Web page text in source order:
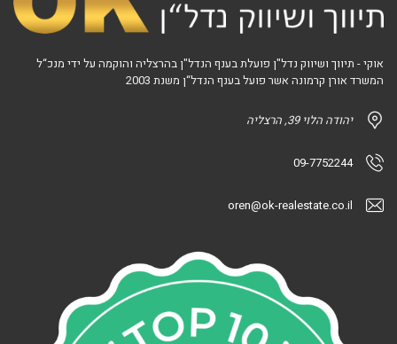
אוקי - תיווך ושיווק נדל"ן פועלת בענף הנדל"ן בהרצליה והוקמה על ידי מנכ“ל
המשרד אורן קרמונה אשר פועל בענף הנדל“ן משנת 2003
יהודה הלוי 39, הרצליה
09-7752244
oren@ok-realestate.co.il